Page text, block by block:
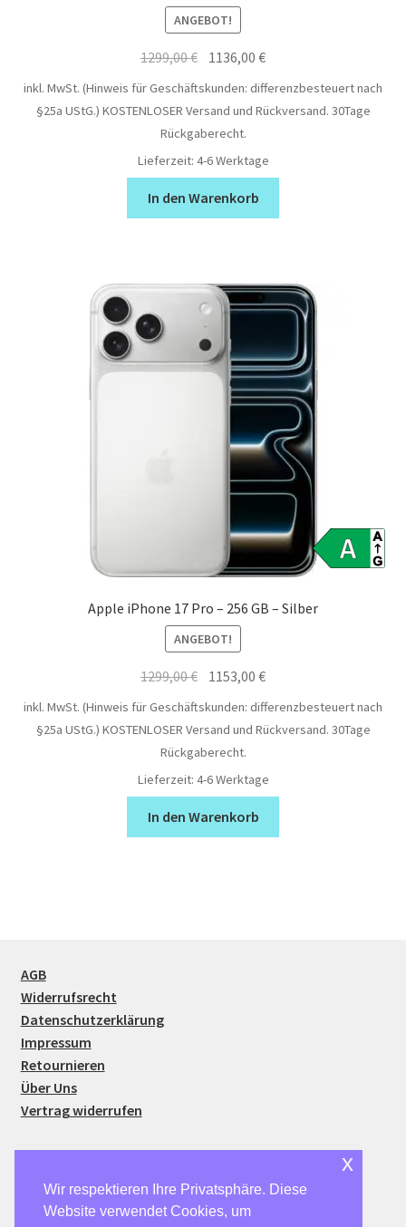
ANGEBOT!
1299,00€ Ursprünglicher
1136,00€Aktueller
Preis
inkl. MwSt. (Hinweis für Geschäftskunden: differenzbesteuert nach
§25a UStG.) KOSTENLOSER Versand und Rückversand. 30Tage
Rückgaberecht.
Lieferzeit: 4-6 Werktage
In den Warenkorb
Apple iPhone 17 Pro – 256 GB – Silber
ANGEBOT!
1299,00€ Ursprünglicher
1153,00€Aktueller
Preis
inkl. MwSt. (Hinweis für Geschäftskunden: differenzbesteuert nach
§25a UStG.) KOSTENLOSER Versand und Rückversand. 30Tage
Rückgaberecht.
Lieferzeit: 4-6 Werktage
In den Warenkorb
AGB
Widerrufsrecht
Datenschutzerklärung
Impressum
Retournieren
Über Uns
Vertrag widerrufen
Wir respektieren Ihre Privatsphäre. Diese
Website verwendet Cookies, um
x